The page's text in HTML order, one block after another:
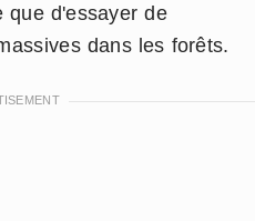
que d'essayer de
dans les forêts.